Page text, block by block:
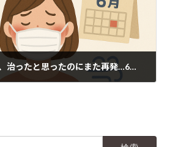
「マスク皮膚炎、治ったと思ったのにまた再発…6月の湿度が原因？」